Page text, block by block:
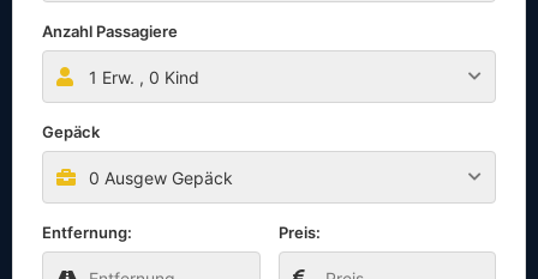
Anzahl Passagiere
1 Erw. , 0 Kind
Gepäck
0 Ausgew Gepäck
Entfernung: Preis: